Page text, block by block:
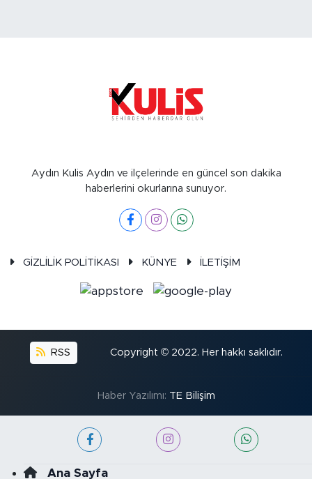
Aydın Kulis Aydın ve ilçelerinde en güncel son dakika
haberlerini okurlarına sunuyor.
GİZLİLİK POLİTİKASI KÜNYE İLETİŞİM
RSS Copyright © 2022. Her hakkı saklıdır.
Haber Yazılımı: TE Bilişim
Ana Sayfa